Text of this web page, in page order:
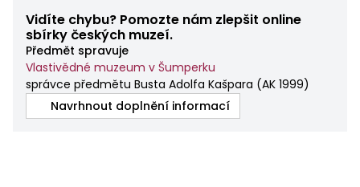
Vidíte chybu? Pomozte nám zlepšit online
sbírky českých muzeí.
Předmět spravuje
Vlastivědné muzeum v Šumperku
správce předmětu Busta Adolfa Kašpara (AK 1999)
Navrhnout doplnění informací